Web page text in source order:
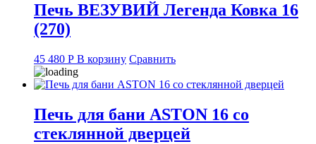
Печь ВЕЗУВИЙ Легенда Ковка 16
(270)
45 480 Р В корзину Сравнить
Печь для бани ASTON 16 со
стеклянной дверцей